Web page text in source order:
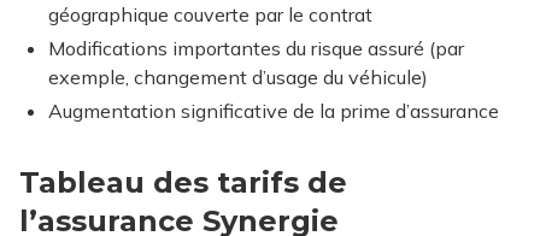
géographique couverte par le contrat
Modifications importantes du risque assuré (par
exemple, changement d’usage du véhicule)
Augmentation significative de la prime d’assurance
Tableau des tarifs de
l’assurance Synergie